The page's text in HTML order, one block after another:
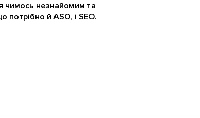
чимось незнайомим та
й ASO, і SEO.